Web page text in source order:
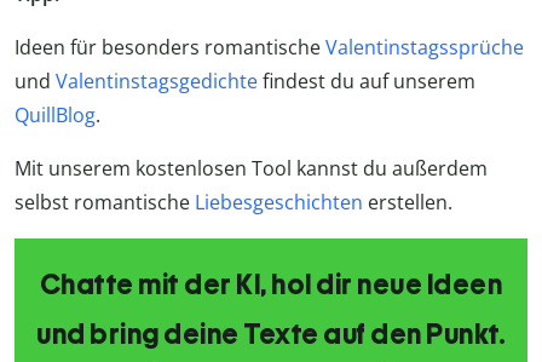
Ideen für besonders romantischeValentinstagssprüche
und Valentinstagsgedichtefindest du auf unserem
QuillBlog.
Mit unserem kostenlosen Tool kannst du außerdem
selbst romantische Liebesgeschichten erstellen.
Chatte mit der KI, hol dir neue Ideen
und bring deine Texte auf den Punkt.